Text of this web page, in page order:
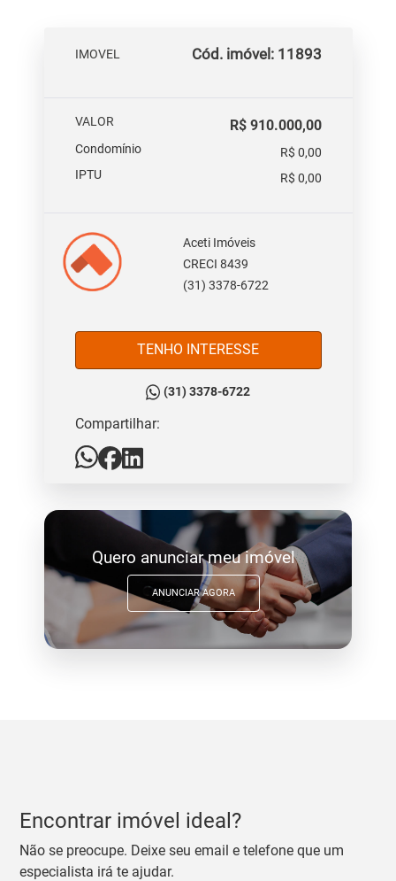
IMOVEL Cód. imóvel: 11893
VALOR R$ 910.000,00
Condomínio
R$ 0,00
IPTU
R$ 0,00
Aceti Imóveis
CRECI 8439
(31) 3378-6722
TENHO INTERESSE
(31) 3378-6722
Compartilhar:
Quero anunciar meu imóvel
ANUNCIAR AGORA
Encontrar imóvel ideal?
Não se preocupe. Deixe seu email e telefone que um
especialista irá te ajudar.